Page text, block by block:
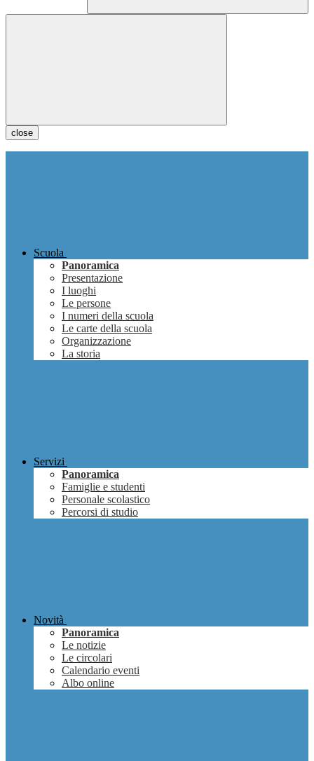
close
Scuola
Panoramica
Presentazione
I luoghi
Le persone
I numeri della scuola
Le carte della scuola
Organizzazione
La storia
Servizi
Panoramica
Famiglie e studenti
Personale scolastico
Percorsi di studio
Novità
Panoramica
Le notizie
Le circolari
Calendario eventi
Albo online